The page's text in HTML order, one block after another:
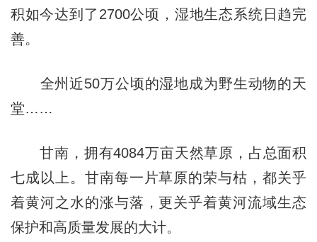
积如今达到了2700公顷，湿地生态系统日趋完
善。
全州近50万公顷的湿地成为野生动物的天
堂……
甘南，拥有4084万亩天然草原，占总面积
七成以上。甘南每一片草原的荣与枯，都关乎
着黄河之水的涨与落，更关乎着黄河流域生态
保护和高质量发展的大计。